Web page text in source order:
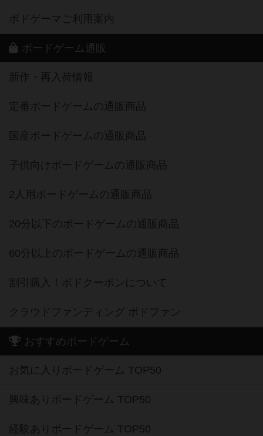
ボドゲーマご利用案内
ボードゲーム通販
新作・再入荷情報
定番ボードゲームの通販商品
国産ボードゲームの通販商品
子供向けボードゲームの通販商品
2人用ボードゲームの通販商品
20分以下のボードゲームの通販商品
60分以上のボードゲームの通販商品
割引購入！ボドクーポンについて
クラウドファンディング ボドファン
おすすめボードゲーム
お気に入りボードゲーム TOP50
興味ありボードゲーム TOP50
経験ありボードゲーム TOP50